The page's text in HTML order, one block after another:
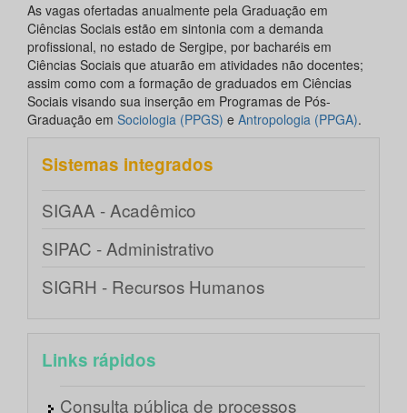
As vagas ofertadas anualmente pela Graduação em
Ciências Sociais estão em sintonia com a demanda
profissional, no estado de Sergipe, por bacharéis em
Ciências Sociais que atuarão em atividades não docentes;
assim como com a formação de graduados em Ciências
Sociais visando sua inserção em Programas de Pós-
Graduação em Sociologia (PPGS) e Antropologia (PPGA).
Sistemas integrados
SIGAA - Acadêmico
SIPAC - Administrativo
SIGRH - Recursos Humanos
Links rápidos
Consulta pública de processos